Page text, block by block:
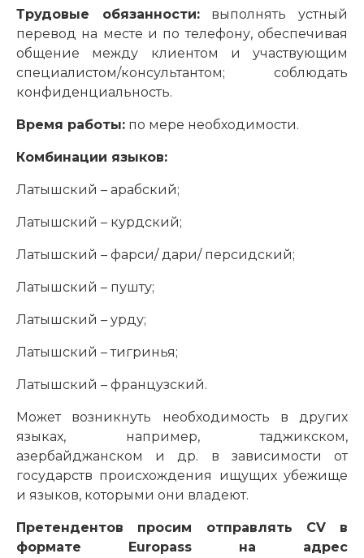
Трудовые обязанности:выполнять устный
перевод на месте и по телефону, обеспечивая
общение между клиентом и участвующим
специалистом/консультантом; соблюдать
конфиденциальность.
Время работы: по мере необходимости.
Комбинации языков:
Латышский – арабский;
Латышский – курдский;
Латышский – фарси/ дари/ персидский;
Латышский – пушту;
Латышский – урду;
Латышский – тигринья;
Латышский – французский.
Может возникнуть необходимость в других
языках, например, таджикском,
азербайджанском и др. в зависимости от
государств происхождения ищущих убежище
и языков, которыми они владеют.
Претендентов просим отправлять CV в
формате Europass на адрес